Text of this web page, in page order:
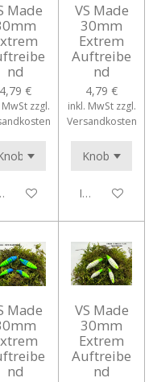
Made
nd
4,79 €
zzgl.
den Warenkorb
VS Made
30mm
Extrem
Auftreibe
nd
4,79 €
inkl. MwSt zzgl.
Versandkosten
In den
Made
nd
VS Made
30mm
Extrem
Auftreibe
nd